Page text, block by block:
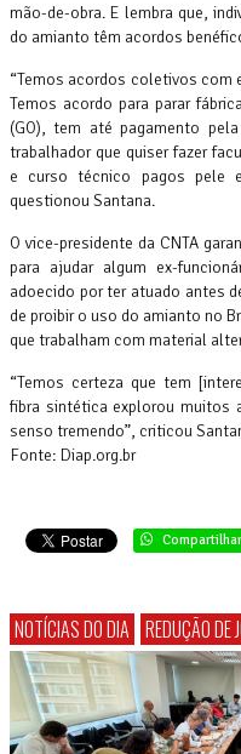
mão-de-obra. E lembra que,
do amianto têm acordos
“Temos acordos coletivos com
Temos acordo para parar
(GO), tem até pagamento
trabalhador que quiser fazer
e curso técnico pagos pele
questionou Santana.
O vice-presidente da CNTA
para ajudar algum ex-
adoecido por ter atuado antes
de proibir o uso do amianto no
que trabalham com material
“Temos certeza que tem
fibra sintética explorou muitos
senso tremendo”, criticou
Fonte: Diap.org.br
Compartilhar
NOTÍCIAS DO DIA REDUÇÃO DE